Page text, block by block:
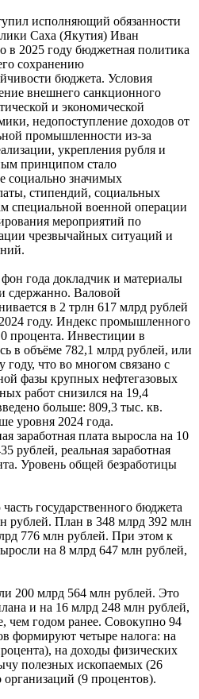
исполняющий обязанности
Саха (Якутия) Иван
в 2025 году бюджетная политика
сохранению
бюджета. Условия
внешнего санкционного
и экономической
недопоступление доходов от
промышленности из-за
укрепления рубля и
принципом стало
социально значимых
стипендий, социальных
специальной военной операции
мероприятий по
чрезвычайных ситуаций и
года докладчик и материалы
сдержанно. Валовой
в 2 трлн 617 млрд рублей
году. Индекс промышленного
процента. Инвестиции в
в объёме 782,1 млрд рублей, или
что во многом связано с
фазы крупных нефтегазовых
работ снизился на 19,4
больше: 809,3 тыс. кв.
уровня 2024 года.
заработная плата выросла на 10
рублей, реальная заработная
Уровень общей безработицы
государственного бюджета
рублей. План в 348 млрд 392 млн
776 млн рублей. При этом к
на 8 млрд 647 млн рублей,
200 млрд 564 млн рублей. Это
и на 16 млрд 248 млн рублей,
чем годом ранее. Совокупно 94
формируют четыре налога: на
на доходы физических
полезных ископаемых (26
(9 процентов).